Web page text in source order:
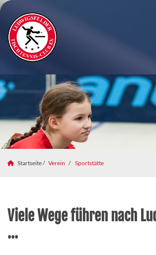
Startseite / Verein Sportstätte
Viele Wege führen nach
...